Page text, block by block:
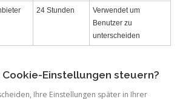
24 Stunden
Verwendet um
Benutzer zu
unterscheiden
Cookie-Einstellungen steuern?
Ihre Einstellungen später in Ihrer